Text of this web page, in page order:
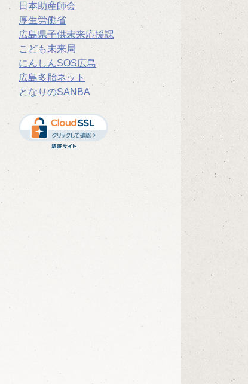
日本助産師会
厚生労働省
広島県子供未来応援課
こども未来局
にんしんSOS広島
広島多胎ネット
となりのSANBA